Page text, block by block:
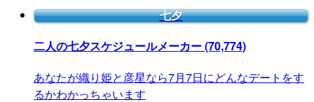
七夕
二人の七夕スケジュールメーカー(70,774)
あなたが織り姫と彦星なら7月7日にどんなデートをす
るかわかっちゃいます